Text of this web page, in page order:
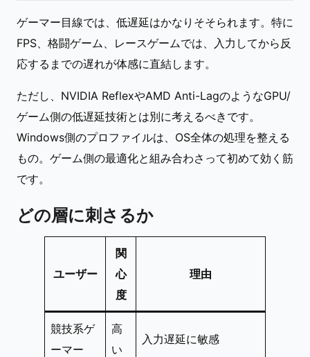
ゲーマー目線では、低遅延はかなりそそられます。特に
FPS、格闘ゲーム、レースゲームでは、入力してから反
応するまでの遅れが体感に直結します。
ただし、NVIDIA ReflexやAMD Anti-LagのようなGPU/
ゲーム側の低遅延技術とは別に考えるべきです。
Windows側のプロファイルは、OS全体の処理を整える
もの。ゲーム側の最適化と組み合わさって初めて効く筋
です。
どの層に刺さるか
ユーザー
関
心
度
理由
競技系ゲ
ーマー
高
い
入力遅延に敏感